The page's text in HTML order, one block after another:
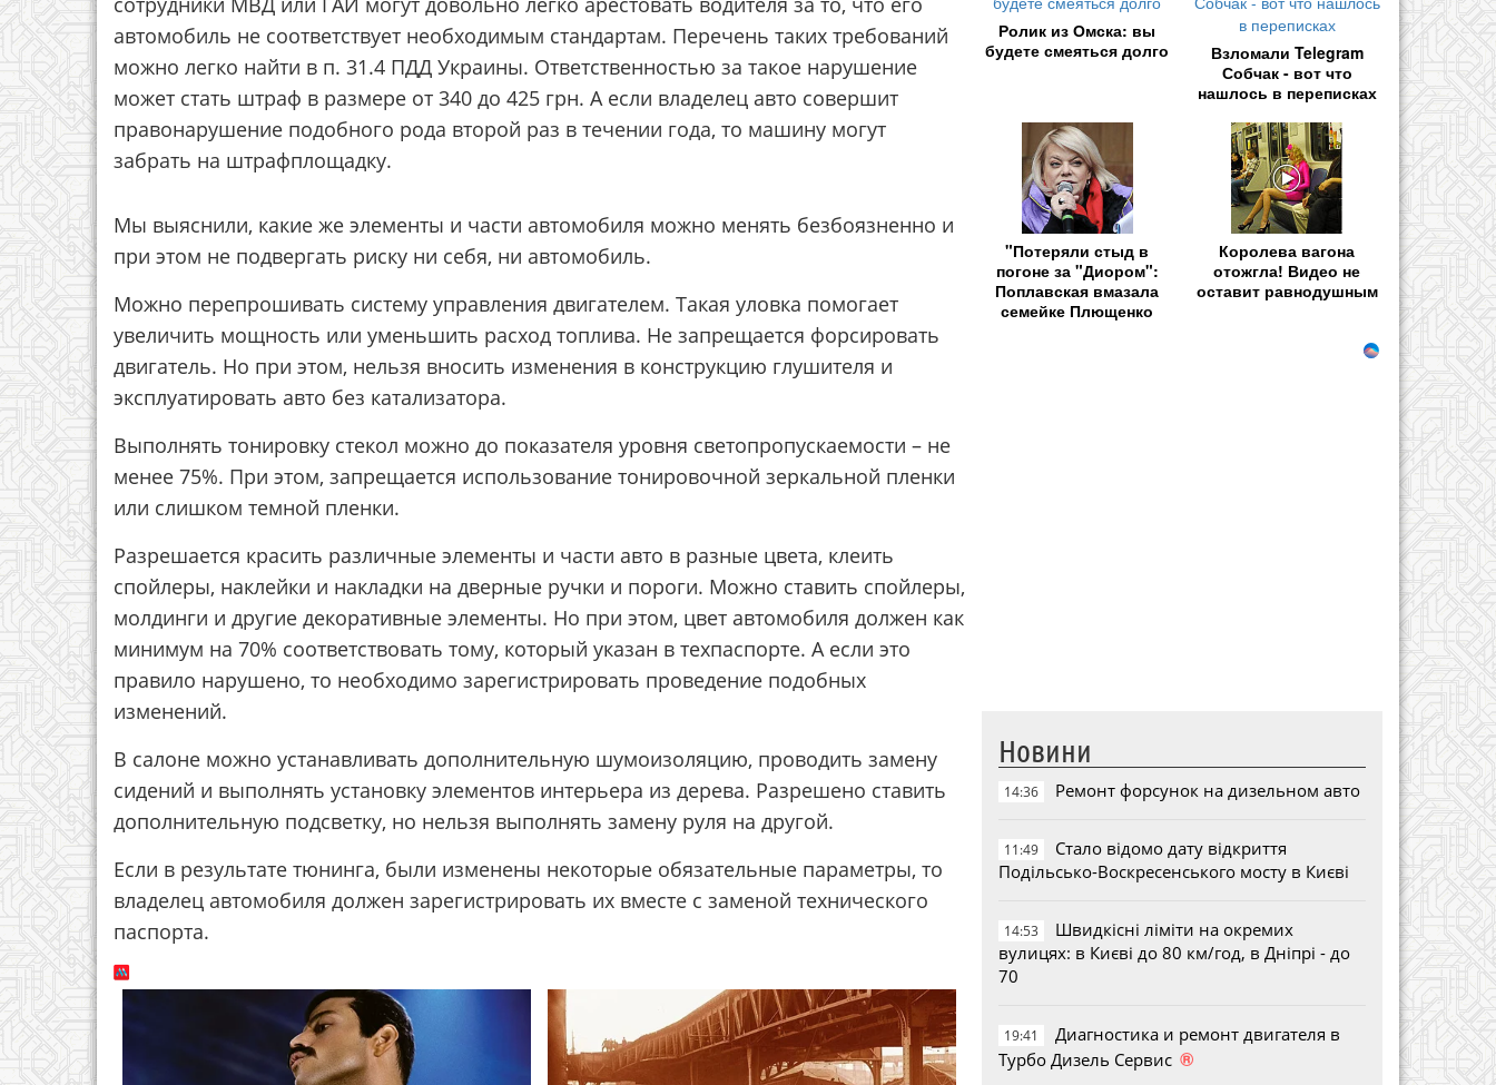
автомобиль не соответствует необходимым стандартам. Перечень таких требований
можно легко найти в п. 31.4 ПДД Украины. Ответственностью за такое нарушение
может стать штраф в размере от 340 до 425 грн. А если владелец авто совершит
правонарушение подобного рода второй раз в течении года, то машину могут
забрать на штрафплощадку.
Мы выяснили, какие же элементы и части автомобиля можно менять безбоязненно и
при этом не подвергать риску ни себя, ни автомобиль.
Можно перепрошивать систему управления двигателем. Такая уловка помогает
увеличить мощность или уменьшить расход топлива. Не запрещается форсировать
двигатель. Но при этом, нельзя вносить изменения в конструкцию глушителя и
эксплуатировать авто без катализатора.
Выполнять тонировку стекол можно до показателя уровня светопропускаемости – не
менее 75%. При этом, запрещается использование тонировочной зеркальной пленки
или слишком темной пленки.
Разрешается красить различные элементы и части авто в разные цвета, клеить
спойлеры, наклейки и накладки на дверные ручки и пороги. Можно ставить спойлеры,
молдинги и другие декоративные элементы. Но при этом, цвет автомобиля должен как
минимум на 70% соответствовать тому, который указан в техпаспорте. А если это
правило нарушено, то необходимо зарегистрировать проведение подобных
изменений.
В салоне можно устанавливать дополнительную шумоизоляцию, проводить замену
сидений и выполнять установку элементов интерьера из дерева. Разрешено ставить
дополнительную подсветку, но нельзя выполнять замену руля на другой.
Если в результате тюнинга, были изменены некоторые обязательные параметры, то
владелец автомобиля должен зарегистрировать их вместе с заменой технического
паспорта.
Ролик из Омска: вы
будете смеяться долго
Взломали Telegram
Собчак - вот что
нашлось в переписках
"Потеряли стыд в
погоне за "Диором":
Поплавская вмазала
семейке Плющенко
Королева вагона
отожгла! Видео не
оставит равнодушным
Новини
14:36 Ремонт форсунок на дизельном авто
11:49
Стало відомо дату відкриття
Подільсько-Воскресенського мосту в Києві
14:53
Швидкісні ліміти на окремих
вулицях: в Києві до 80 км/год, в Дніпрі - до
70
19:41
Диагностика и ремонт двигателя в
Турбо Дизель Сервис ®